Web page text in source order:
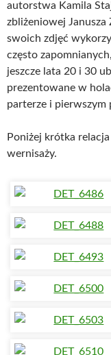
autorstwa Kamila
zbliżeniowej
swoich zdjęć
często
jeszcze lata 20 i 30
prezentowane w
parterze i pierwszym
Poniżej krótka
wernisaży.